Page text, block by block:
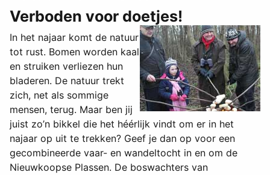
Verboden voor doetjes!
In het najaar komt de natuur
tot rust. Bomen worden kaal
en struiken verliezen hun
bladeren. De natuur trekt
zich, net als sommige
mensen, terug. Maar ben jij
juist zo’n bikkel die het héérlijk vindt om er in het
najaar op uit te trekken? Geef je dan op voor een
gecombineerde vaar- en wandeltocht in en om de
Nieuwkoopse Plassen. De boswachters van